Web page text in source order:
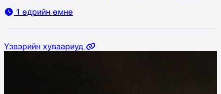
1 өдрийн өмнө
Үзвэрийн хуваариуд